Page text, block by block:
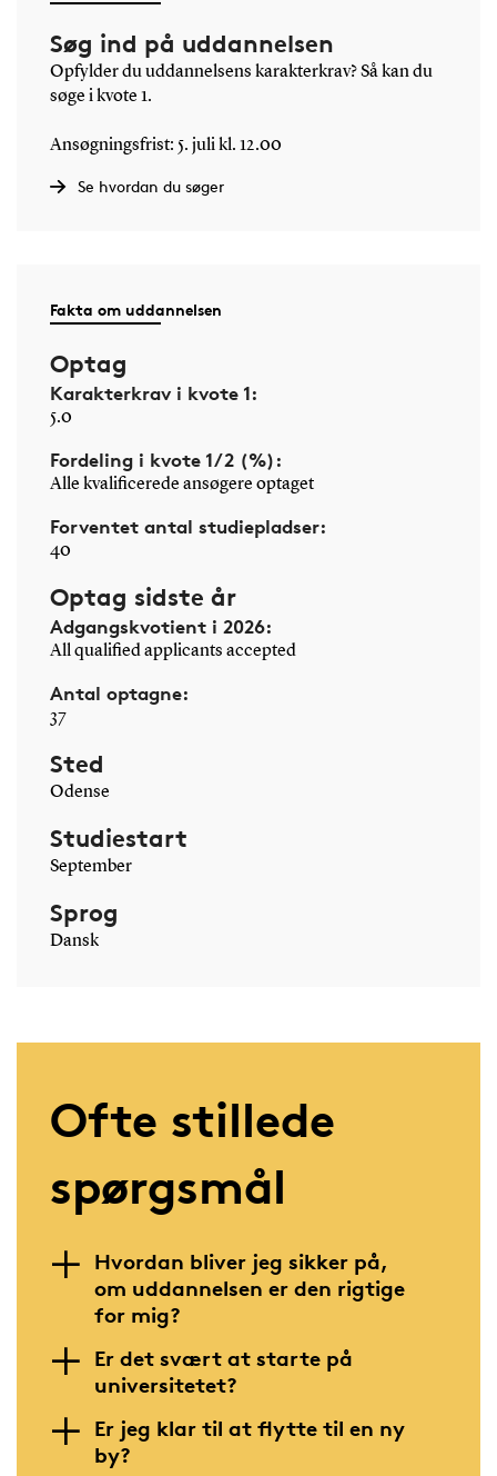
Søg ind på uddannelsen
Opfylder du uddannelsens karakterkrav? Så kan du
søge i kvote 1.
Ansøgningsfrist: 5. juli kl. 12.00
Se hvordan du søger
Fakta om uddannelsen
Optag
Karakterkrav i kvote 1:
5.0
Fordeling i kvote 1/2 (%):
Alle kvalificerede ansøgere optaget
Forventet antal studiepladser:
40
Optag sidste år
Adgangskvotient i 2026:
All qualified applicants accepted
Antal optagne:
37
Sted
Odense
Studiestart
September
Sprog
Dansk
Ofte stillede
spørgsmål
Hvordan bliver jeg sikker på,
om uddannelsen er den rigtige
for mig?
Er det svært at starte på
universitetet?
Er jeg klar til at flytte til en ny
by?